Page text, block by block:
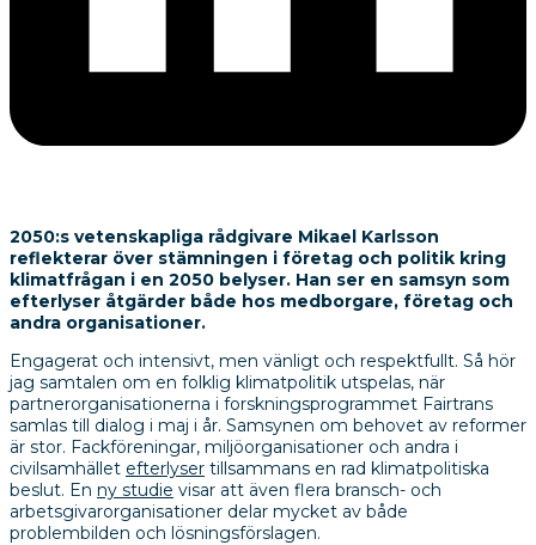
2050:s vetenskapliga rådgivare Mikael Karlsson
reflekterar över stämningen i företag och politik kring
klimatfrågan i en 2050 belyser. Han ser en samsyn som
efterlyser åtgärder både hos medborgare, företag och
andra organisationer.
Engagerat och intensivt, men vänligt och respektfullt. Så hör
jag samtalen om en folklig klimatpolitik utspelas, när
partnerorganisationerna i forskningsprogrammet Fairtrans
samlas till dialog i maj i år. Samsynen om behovet av reformer
är stor. Fackföreningar, miljöorganisationer och andra i
civilsamhället efterlyser tillsammans en rad klimatpolitiska
beslut. En ny studie visar att även flera bransch- och
arbetsgivarorganisationer delar mycket av både
problembilden och lösningsförslagen.